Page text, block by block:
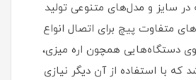
سایز و مدل‌های متنوعی تولید
متفاوت پیچ برای اتصال انواع
دستگاه‌هایی همچون اره میزی،
با استفاده از آن دیگر نیازی